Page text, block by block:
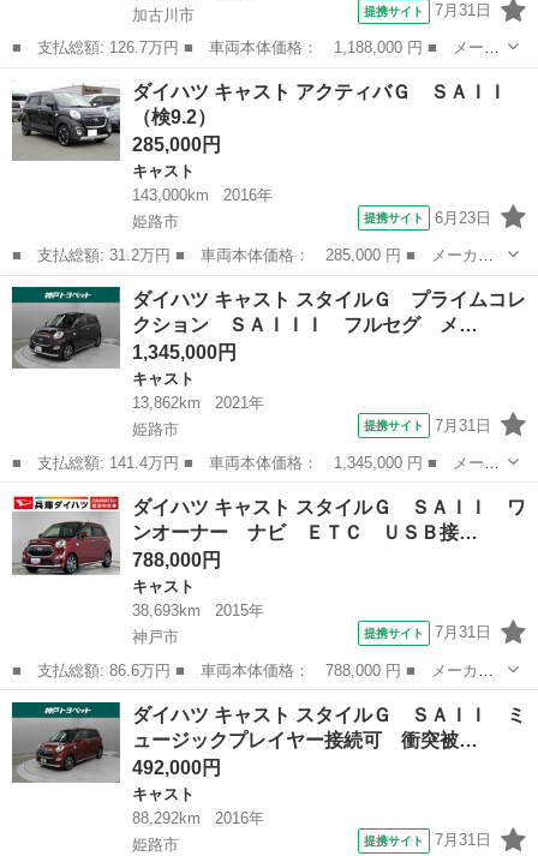
加古川市
提携サイト 7月31日
■ 支払総額: 126.7万円 ■ 車両本体価格： 1,188,000 円 ■ メーカ
ー名： ダイハツ ■ 車種名： キャスト ■ グレード名： スポー
ツＳＡＩＩＩ ターボ 禁煙 ワンオーナー ナビ ＥＴＣ １年保
証 禁煙...
加古川市 キャスト
ダイハツ キャスト アクティバＧ ＳＡＩＩ
（検9.2）
285,000円
キャスト
143,000km
2016年
姫路市
提携サイト 6月23日
■ 支払総額: 31.2万円 ■ 車両本体価格： 285,000 円 ■ メーカー
名： ダイハツ ■ 車種名： キャスト ■ グレード名： アクティ
バＧ ＳＡＩＩ ■ 排気量： 660cc ■ ドア枚数： 5D ■ ミッシ...
兵庫 姫路市 キャスト
ダイハツ キャスト スタイルＧ プライムコレ
クション ＳＡＩＩＩ フルセグ メ…
1,345,000円
キャスト
13,862km
2021年
姫路市
提携サイト 7月31日
■ 支払総額: 141.4万円 ■ 車両本体価格： 1,345,000 円 ■ メーカ
ー名： ダイハツ ■ 車種名： キャスト ■ グレード名： スタイ
ルＧ プライムコレクション ＳＡＩＩＩ フルセグ メモリーナ
ビ ＤＶＤ...
兵庫 姫路市 キャスト
ダイハツ キャスト スタイルＧ ＳＡＩＩ ワ
ンオーナー ナビ ＥＴＣ ＵＳＢ接…
788,000円
キャスト
38,693km
2015年
神戸市
提携サイト 7月31日
■ 支払総額: 86.6万円 ■ 車両本体価格： 788,000 円 ■ メーカー
名： ダイハツ ■ 車種名： キャスト ■ グレード名： スタイル
Ｇ ＳＡＩＩ ワンオーナー ナビ ＥＴＣ ＵＳＢ接続 １年保
証 ワンオーナ...
兵庫 神戸市 キャスト
ダイハツ キャスト スタイルＧ ＳＡＩＩ ミ
ュージックプレイヤー接続可 衝突被…
492,000円
キャスト
88,292km
2016年
姫路市
提携サイト 7月31日